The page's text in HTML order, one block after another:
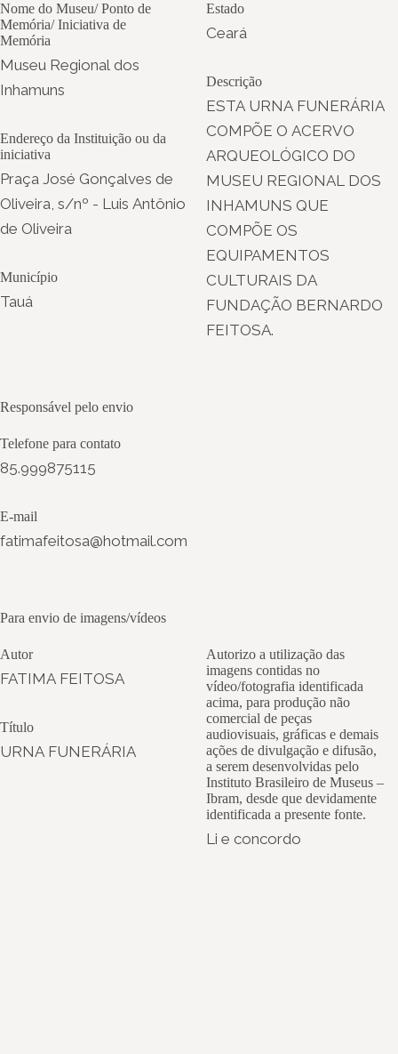
Nome do Museu/ Ponto de
Memória/ Iniciativa de
Memória
Museu Regional dos
Inhamuns
Endereço da Instituição ou da
iniciativa
Praça José Gonçalves de
Oliveira, s/nº - Luis Antônio
de Oliveira
Município
Tauá
Estado
Ceará
Descrição
ESTA URNA FUNERÁRIA
COMPÕE O ACERVO
ARQUEOLÓGICO DO
MUSEU REGIONAL DOS
INHAMUNS QUE
COMPÕE OS
EQUIPAMENTOS
CULTURAIS DA
FUNDAÇÃO BERNARDO
FEITOSA.
Responsável pelo envio
Telefone para contato
85.999875115
E-mail
fatimafeitosa@hotmail.com
Para envio de imagens/vídeos
Autor
FATIMA FEITOSA
Título
URNA FUNERÁRIA
Autorizo a utilização das
imagens contidas no
vídeo/fotografia identificada
acima, para produção não
comercial de peças
audiovisuais, gráficas e demais
ações de divulgação e difusão,
a serem desenvolvidas pelo
Instituto Brasileiro de Museus –
Ibram, desde que devidamente
identificada a presente fonte.
Li e concordo